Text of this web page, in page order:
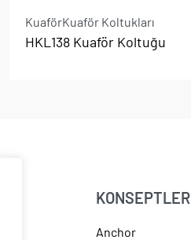
KuaförKuaför Koltukları
HKL138 Kuaför Koltuğu
KONSEPTLER
Anchor